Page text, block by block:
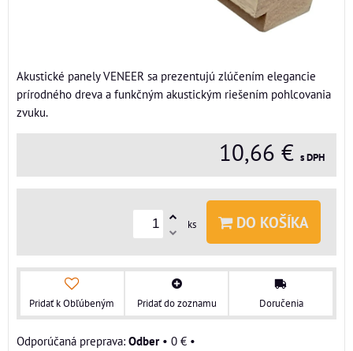
Akustické panely VENEER sa prezentujú zlúčením elegancie
prírodného dreva a funkčným akustickým riešením pohlcovania
zvuku.
10,66 € s DPH
ks DO KOŠÍKA
Pridať k Obľúbeným Pridať do zoznamu Doručenia
Odber• 0 € •